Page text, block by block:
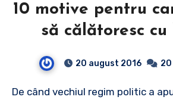
10 motive pentru
să călătoresc
20 august 2016
De când vechiul regim politic a apus, iar graniţele au